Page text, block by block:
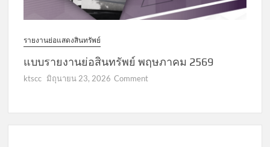
รายงานย่อแสดงสินทรัพย์
แบบรายงานย่อสินทรัพย์ พฤษภาคม 2569
ktscc มิถุนายน 23, 2026 Commenton